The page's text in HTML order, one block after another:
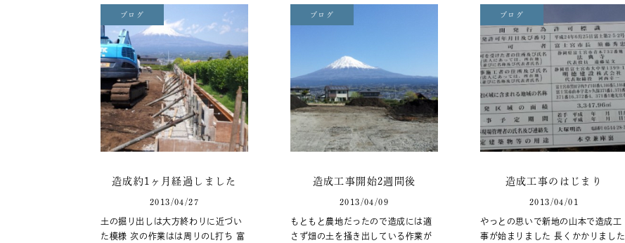
ブログ
造成約1ヶ月経過しました
2013/04/27
土の掘り出しは大方終わりに近づい
た模様 次の作業はは周りのL打ち 富
ブログ
造成工事開始2週間後
2013/04/09
もともと農地だったので造成には適
さず畑の土を掻き出している作業が
ブログ
造成工事のはじまり
2013/04/01
やっとの思いで新地の山本で造成工
事が始まりました 長くかかりました